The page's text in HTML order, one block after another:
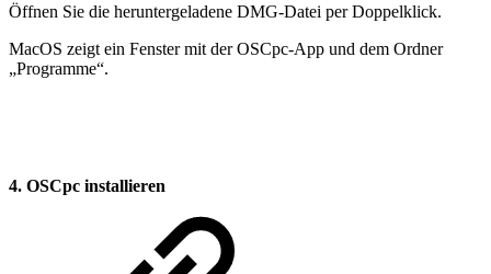
Öffnen Sie die heruntergeladene DMG-Datei per Doppelklick.
MacOS zeigt ein Fenster mit der OSCpc-App und dem Ordner
„Programme“.
4. OSCpc installieren